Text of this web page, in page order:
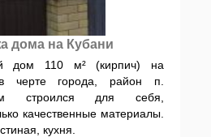
дома на Кубани
дом 110 м² (кирпич) на
черте города, район п.
строился для себя,
качественные материалы.
кухня.